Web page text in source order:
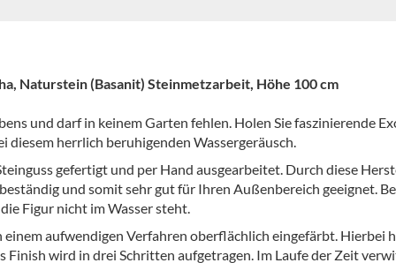
Naturstein (Basanit) Steinmetzarbeit, Höhe 100 cm
und darf in keinem Garten fehlen. Holen Sie faszinierende
diesem herrlich beruhigenden Wassergeräusch.
gefertigt und per Hand ausgearbeitet. Durch diese
und somit sehr gut für Ihren Außenbereich geeignet.
Figur nicht im Wasser steht.
einem aufwendigen Verfahren oberflächlich eingefärbt. Hierbei
Finish wird in drei Schritten aufgetragen. Im Laufe der Zeit